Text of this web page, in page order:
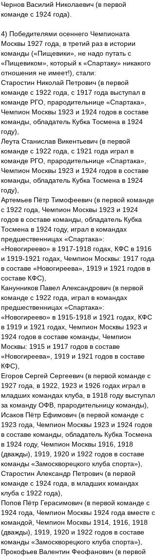
Чернов Василий Николаевич (в первой
команде с 1924 года).
4) Победителями осеннего Чемпионата
Москвы 1927 года, в третий раз в истории
команды («Пищевики», не надо путать с
«Пищевиком», который к «Спартаку» никакого
отношения не имеет!), стали:
Старостин Николай Петрович (в первой
команде с 1922 года, с 1917 года выступал в
команде РГО, прародительнице «Спартака»,
Чемпион Москвы 1923 и 1924 годов в составе
команды, обладатель Кубка Тосмена в 1924
году),
Леута Станислав Викентьевич (в первой
команде с 1922 года, с 1921 года играл в
команде РГО, прародительнице «Спартака»,
Чемпион Москвы 1923 и 1924 годов в составе
команды, обладатель Кубка Тосмена в 1924
году),
Артемьев Пётр Тимофеевич (в первой команде
с 1922 года, Чемпион Москвы 1923 и 1924
годов в составе команды, обладатель Кубка
Тосмена в 1924 году, играл в командах
предшественницах «Спартака»:
«Новогиреево» в 1917-1918 годах, КФС в 1916
и 1919-1921 годах, Чемпион Москвы: 1917 года
в составе «Новогиреева», 1919 и 1921 годов в
составе КФС),
Канунников Павел Александрович (в первой
команде с 1922 года, играл в командах
предшественницах «Спартака»:
«Новогиреево» в 1915-1918 и 1921 годах, КФС
в 1919 и 1921 годах, Чемпион Москвы 1923 и
1924 годов в составе команды, Чемпион
Москвы: 1915 и 1917 годов в составе
«Новогиреева», 1919 и 1921 годов в составе
КФС),
Егоров Сергей Сергеевич (в первой команде с
1927 года, в 1922, 1923 и 1926 годах играл в
младших командах клуба, в 1918 году выступал
за команду ОФВ, прародительницу команды),
Исаков Пётр Ефимович (в первой команде с
1923 года, Чемпион Москвы 1923 и 1924 годов
в составе команды, обладатель Кубка Тосмена
в 1924 году, Чемпион Москвы 1916, 1918
(дважды), 1919, 1920 и 1922 годов в составе
команды «Замоскворецкого клуба спорта»),
Старостин Александр Петрович (в первой
команде с 1924 года, в младших командах
клуба с 1922 года),
Попов Пётр Герасимович (в первой команде с
1924 года, Чемпион Москвы 1924 года вместе с
командой, Чемпион Москвы 1914, 1916, 1918
(дважды), 1919, 1920 и 1922 годов в составе
команды «Замоскворецкого клуба спорта»),
Прокофьев Валентин Феофанович (в первой